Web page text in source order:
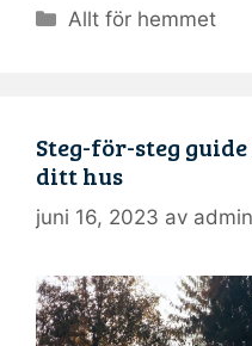
Kategorier
Allt för hemmet
Steg-för-steg
ditt hus
juni 16, 2023 av admin